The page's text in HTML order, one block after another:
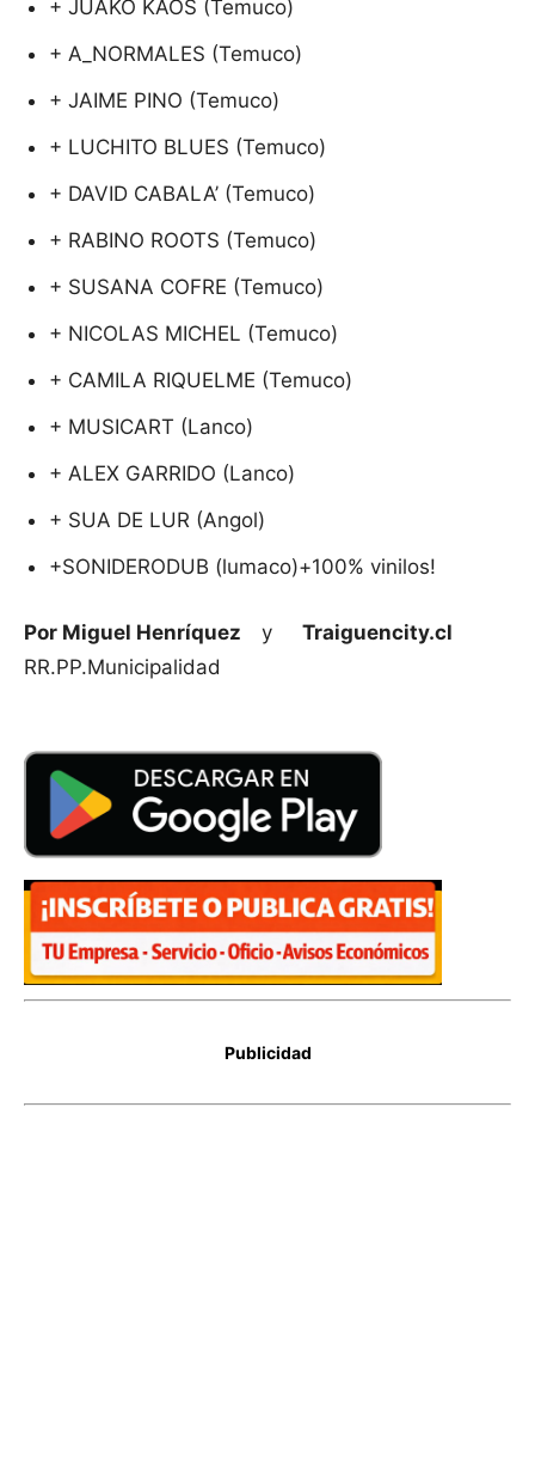
+ JUAKO KAOS (Temuco)
+ A_NORMALES (Temuco)
+ JAIME PINO (Temuco)
+ LUCHITO BLUES (Temuco)
+ DAVID CABALA’ (Temuco)
+ RABINO ROOTS (Temuco)
+ SUSANA COFRE (Temuco)
+ NICOLAS MICHEL (Temuco)
+ CAMILA RIQUELME (Temuco)
+ MUSICART (Lanco)
+ ALEX GARRIDO (Lanco)
+ SUA DE LUR (Angol)
+SONIDERODUB (lumaco)+100% vinilos!
Por Miguel Henríquez y Traiguencity.cl
RR.PP.Municipalidad
Publicidad